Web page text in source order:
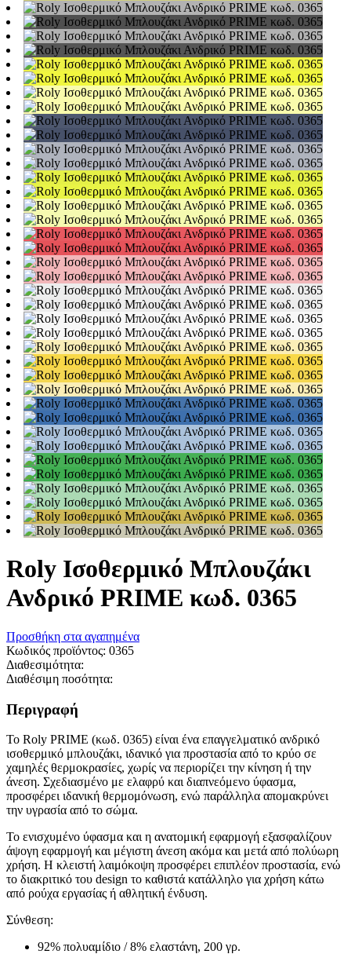
Roly Ισοθερμικό Μπλουζάκι
Ανδρικό PRIME κωδ. 0365
Προσθήκη στα αγαπημένα
Κωδικός προϊόντος: 0365
Διαθεσιμότητα:
Διαθέσιμη ποσότητα:
Περιγραφή
Το Roly PRIME (κωδ. 0365) είναι ένα επαγγελματικό ανδρικό
ισοθερμικό μπλουζάκι, ιδανικό για προστασία από το κρύο σε
χαμηλές θερμοκρασίες, χωρίς να περιορίζει την κίνηση ή την
άνεση. Σχεδιασμένο με ελαφρύ και διαπνεόμενο ύφασμα,
προσφέρει ιδανική θερμομόνωση, ενώ παράλληλα απομακρύνει
την υγρασία από το σώμα.
Το ενισχυμένο ύφασμα και η ανατομική εφαρμογή εξασφαλίζουν
άψογη εφαρμογή και μέγιστη άνεση ακόμα και μετά από πολύωρη
χρήση. Η κλειστή λαιμόκοψη προσφέρει επιπλέον προστασία, ενώ
το διακριτικό του design το καθιστά κατάλληλο για χρήση κάτω
από ρούχα εργασίας ή αθλητική ένδυση.
Σύνθεση:
92% πολυαμίδιο / 8% ελαστάνη, 200 γρ.